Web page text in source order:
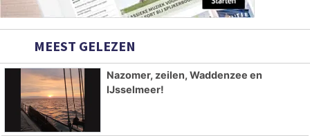
MEEST GELEZEN
Nazomer, zeilen, Waddenzee en
IJsselmeer!